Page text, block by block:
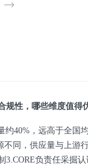
规性，哪些维度值得
约40%，远高于全国
不同，供应量与上游
3.CORE负责任采掘